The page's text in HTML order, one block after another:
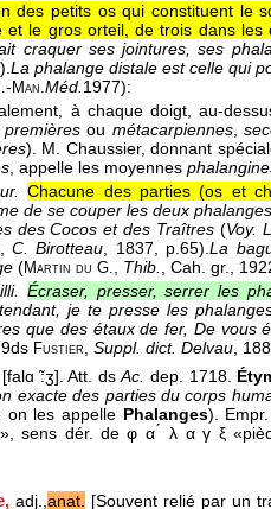
des petits os qui constituent le
et le gros orteil, de trois dans
craquer ses jointures, ses
La phalange distale est celle qui
- Man.Méd.1977):
à chaque doigt, au-
premières ou métacarpiennes,
). M. Chaussier, donnant
, appelle les moyennes
Chacune des parties (os et
de se couper les deux
des Cocos et des Traîtres (Voy.
,C. Birotteau, 1837, p.65).La
(Martin du G., Thib., Cah. gr.,
Écraser, presser, serrer les
je te presse les
que des étaux de fer, De vous
ds Fustier, Suppl. dict. Delvau,
[falɑ ̃:ʒ]. Att. dsAc. dep. 1718.
exacte des parties du corps
on les appelle Phalanges).
sens dér. de φ α ́ λ α γ ξ
adj.,anat. [Souvent relié par un